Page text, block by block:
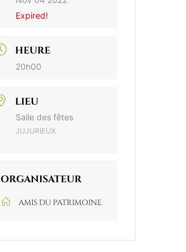
Expired!
HEURE
20h00
LIEU
Salle des fêtes
JUJURIEUX
ORGANISATEUR
AMIS DU PATRIMOINE